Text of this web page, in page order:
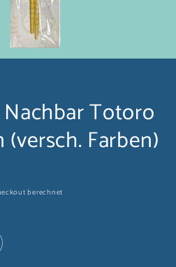
Totoro
(versch. Farben)
berechnet